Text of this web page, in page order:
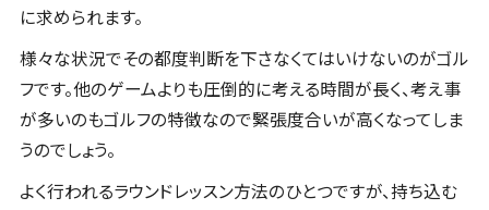
に求められます。
様々な状況でその都度判断を下さなくてはいけないのがゴル
フです。他のゲームよりも圧倒的に考える時間が長く、考え事
が多いのもゴルフの特徴なので緊張度合いが高くなってしま
うのでしょう。
よく行われるラウンドレッスン方法のひとつですが、持ち込む